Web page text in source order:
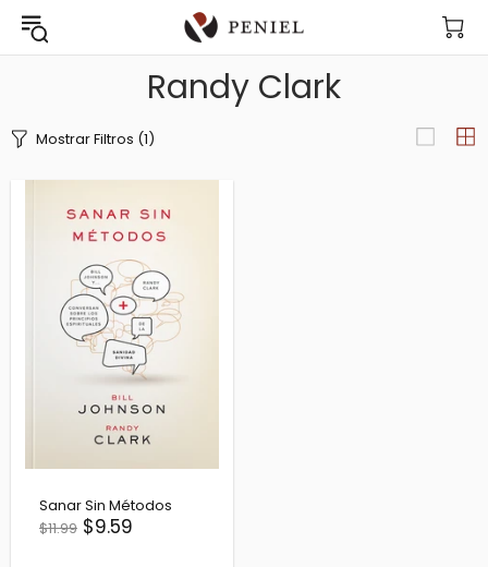
Randy Clark
Mostrar Filtros (1)
Sanar Sin Métodos
$11.99 $9.59